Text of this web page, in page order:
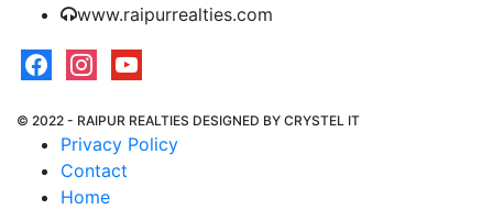
www.raipurrealties.com
facebookinstagramyoutube
© 2022 - RAIPUR REALTIES DESIGNED BY CRYSTEL IT
Privacy Policy
Contact
Home